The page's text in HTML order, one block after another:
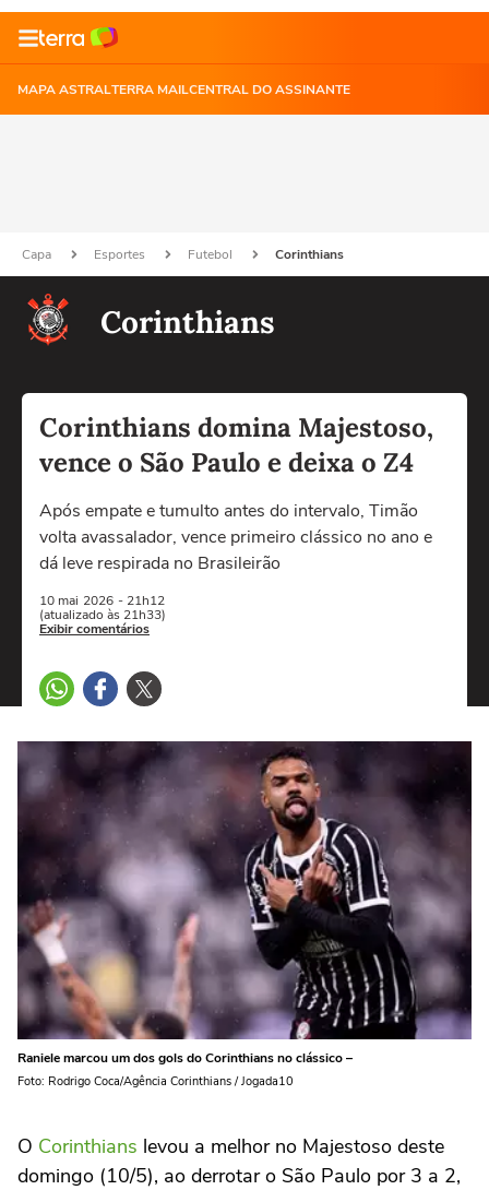
MAPA ASTRALTERRA MAILCENTRAL DO ASSINANTE
Capa Esportes Futebol Corinthians
Corinthians
Corinthians domina Majestoso,
vence o São Paulo e deixa o Z4
Após empate e tumulto antes do intervalo, Timão
volta avassalador, vence primeiro clássico no ano e
dá leve respirada no Brasileirão
10 mai 2026 - 21h12
(atualizado às 21h33)
Exibir comentários
Raniele marcou um dos gols do Corinthians no clássico –
Foto: Rodrigo Coca/Agência Corinthians / Jogada10
O Corinthians levou a melhor no Majestoso deste
domingo (10/5), ao derrotar o São Paulo por 3 a 2,